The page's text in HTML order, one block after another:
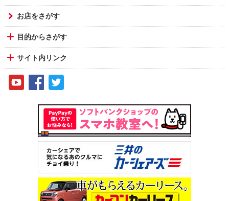
お店をさがす
目的からさがす
サイト内リンク